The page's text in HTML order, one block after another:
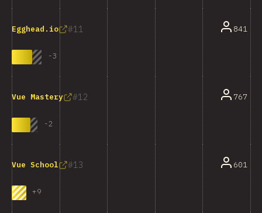
11
Egghead.io
-3
841
12
Vue Mastery
-2
767
13
Vue School
+9
601